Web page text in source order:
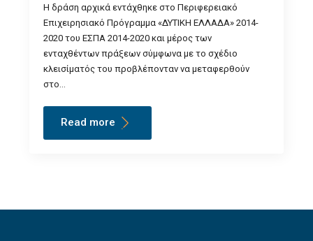
Η δράση αρχικά εντάχθηκε στο Περιφερειακό
Επιχειρησιακό Πρόγραμμα «ΔΥΤΙΚΗ ΕΛΛΑΔΑ» 2014-
2020 του ΕΣΠΑ 2014-2020 και μέρος των
ενταχθέντων πράξεων σύμφωνα με το σχέδιο
κλεισίματός του προβλέπονταν να μεταφερθούν
στο…
Read more